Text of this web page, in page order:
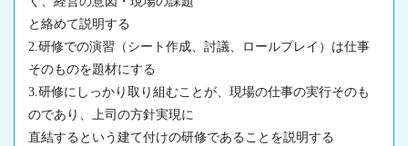
と絡めて説明する
2.研修での演習（シート作成、討議、ロールプレイ）は仕事
そのものを題材にする
3.研修にしっかり取り組むことが、 現場の仕事の実行そのも
のであり、上司の方針実現に
直結するという建て付けの研修であることを説明する